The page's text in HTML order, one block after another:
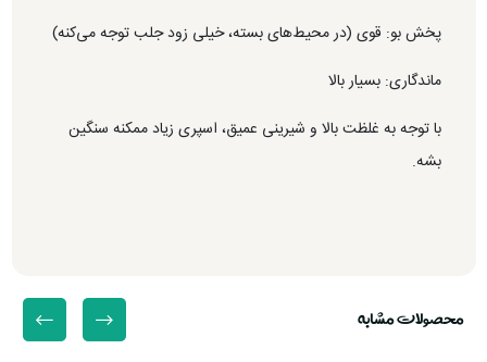
پخش بو: قوی (در محیط‌های بسته، خیلی زود جلب توجه می‌کنه)
ماندگاری: بسیار بالا
با توجه به غلظت بالا و شیرینی عمیق، اسپری زیاد ممکنه سنگین
بشه.
محصولات مشابه